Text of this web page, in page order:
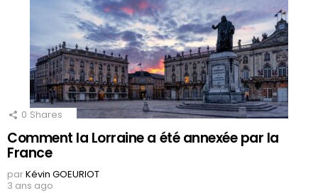
0 Shares
Comment la Lorraine a été annexée par la
France
parKévin GOEURIOT
3 ans ago